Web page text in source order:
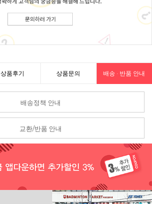
상품후기 상품문의 배송 · 반품 안내
배송정책 안내
교환/반품 안내